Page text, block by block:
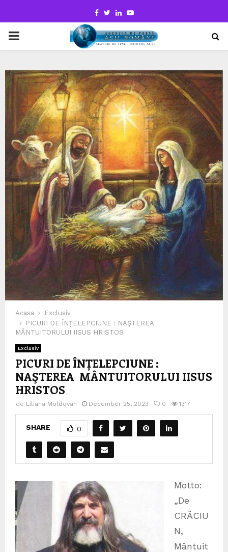
Facebook
TwitterLinkedinYoutube
PRIMARY
Acasa
Exclusiv
PICURI DE ÎNȚELEPCIUNE : NAŞTEREA
MÂNTUITORULUI IISUS HRISTOS
Exclusiv
PICURI DE ÎNȚELEPCIUNE :
NAŞTEREA MÂNTUITORULUI IISUS
HRISTOS
de Liliana Moldovan December 25, 2023 0 1317
SHARE 0
Motto:
„De
CRĂCIU
N,
Mântuit